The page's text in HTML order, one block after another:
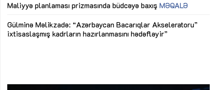
Maliyyə planlaması prizmasında büdcəyə baxış MƏQALƏ
Gülminə Məlikzadə: “Azərbaycan Bacarıqlar Akseleratoru”
ixtisaslaşmış kadrların hazırlanmasını hədəfləyir”